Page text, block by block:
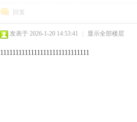
回复
发表于 2026-1-20 14:53:41 显示全部楼层
11111111111111111111111111111